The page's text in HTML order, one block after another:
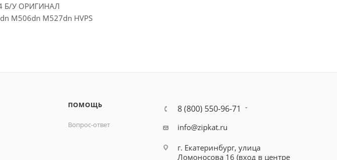
Б/У ОРИГИНАЛ
M506dn M527dn HVPS
ПОМОЩЬ
Вопрос-ответ
8 (800) 550-96-71
info@zipkat.ru
г. Екатеринбург, улица
Ломоносова 16 (вход в центре